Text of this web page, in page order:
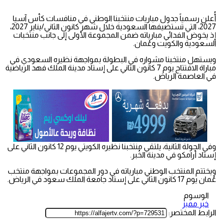
أُعلن رسمياً جدول مباريات منتخبنا الوطني في منافسات كأس آسيا
2027، التي تستضيفها السعودية خلال شهر كانون الثاني/يناير 2027،
إذ يخوض الفدائي مبارياته ضمن المجموعة الأولى إلى جانب منتخبات
السعودية والكويت وعُمان.
ويستهل منتخبنا مشواره في البطولة بمواجهة نظيره السعودي في
مباراة الافتتاح يوم 7 كانون الثاني على إستاد مدينة الملك فهد الرياضية
في العاصمة الرياض.
وفي الجولة الثانية، يلتقي منتخبنا نظيره الكويتي يوم 12 كانون الثاني على
إستاد أرامكو في مدينة الخُبر.
ويختتم المنتخب الوطني مبارياته في دور المجموعات بمواجهة منتخب
عُمان يوم 17 كانون الثاني على إستاد جامعة الملك سعود في الرياض.
الوسوم
خبر مميز
الرابط المختصر: